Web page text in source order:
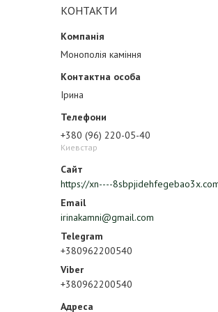
КОНТАКТИ
Монополія каміння
Ірина
+380 (96) 220-05-40
Киевстар
https://xn----
irinakamni@gmail.com
+380962200540
+380962200540